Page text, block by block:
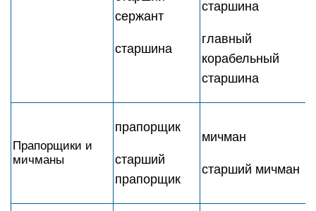
сержант
старшина
старшина
главный
корабельный
старшина
Прапорщики и
мичманы
прапорщик
старший
прапорщик
мичман
старший мичман